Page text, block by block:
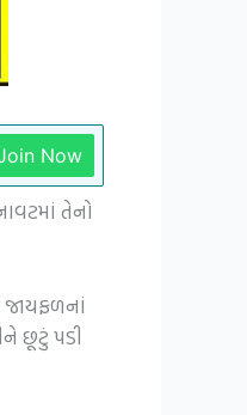
Now
તેનો
જાયફળનાં
છૂટું પડી